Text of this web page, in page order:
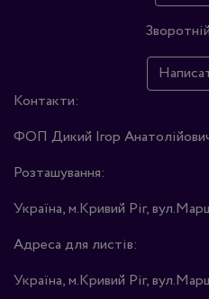
Контакти:
ФОП Дикий Ігор
Розташування:
Україна, м.Кривий Ріг,
Адреса для листів:
Україна, м.Кривий Ріг,